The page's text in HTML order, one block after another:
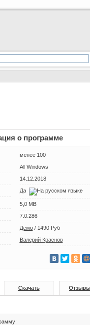
о программе
менее 100
All Windows
14.12.2018
Да
5,0 MB
7.0.286
Демо/ 1490 Руб
Валерий Краснов
Скачать